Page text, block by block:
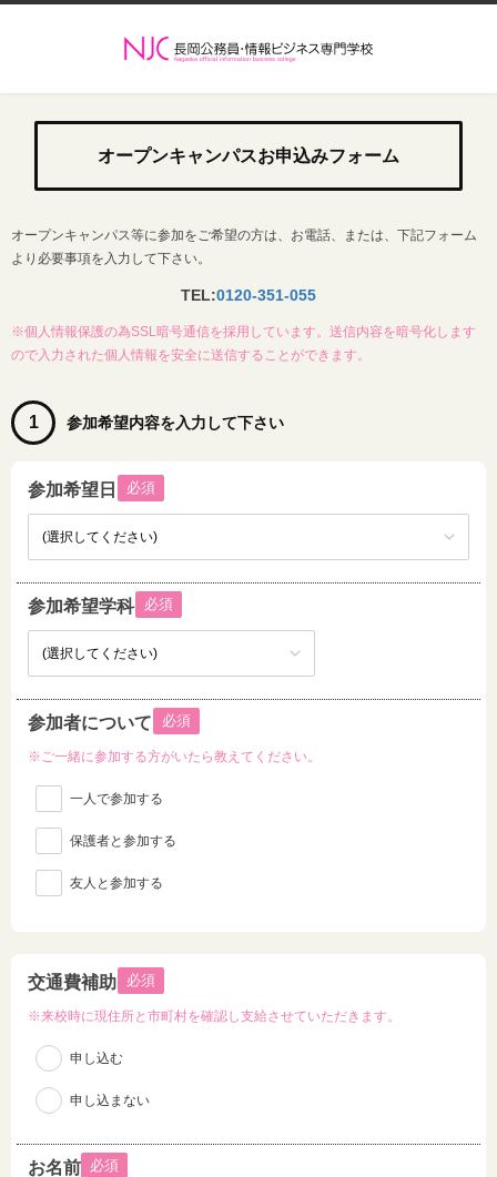
オープンキャンパスお申込みフォーム
オープンキャンパス等に参加をご希望の方は、お電話、または、下記フォーム
より必要事項を入力して下さい。
TEL:0120-351-055
※個人情報保護の為SSL暗号通信を採用しています。送信内容を暗号化します
ので入力された個人情報を安全に送信することができます。
1 参加希望内容を入力して下さい
必須
参加希望日
必須
参加希望学科
参加者について 必須
※ご一緒に参加する方がいたら教えてください。
一人で参加する
保護者と参加する
友人と参加する
必須
交通費補助
※来校時に現住所と市町村を確認し支給させていただきます。
申し込む
申し込まない
必須
お名前